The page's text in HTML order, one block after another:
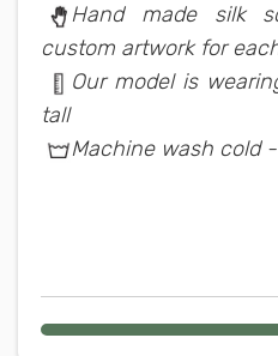
Hand made silk
custom artwork for
Our model is
tall
Machine wash cold